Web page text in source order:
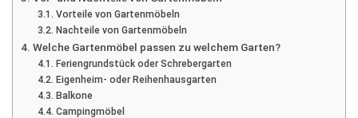
Vorteile von Gartenmöbeln
Nachteile von Gartenmöbeln
Welche Gartenmöbel passen zu welchem Garten?
Feriengrundstück oder Schrebergarten
Eigenheim- oder Reihenhausgarten
Balkone
Campingmöbel